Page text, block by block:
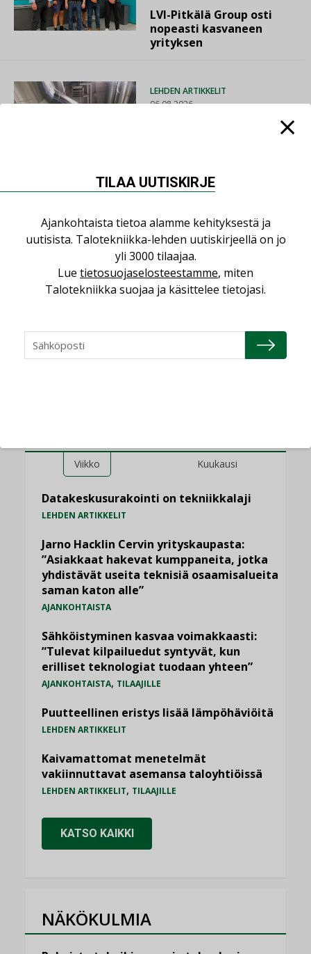
LVI-Pitkälä Group osti
nopeasti kasvaneen
yrityksen
LEHDEN ARTIKKELIT
06.08.2026
AJANKOHTAISTA
05.08.2026
Sähköistyminen kasvaa
voimakkaasti: ”Tulevat
kilpailuedut syntyvät,
yhteen”
Viikko Kuukausi
Datakeskusurakointi on tekniikkalaji
LEHDEN ARTIKKELIT
Jarno Hacklin Cervin yrityskaupasta:
”Asiakkaat hakevat kumppaneita, jotka
yhdistävät useita teknisiä osaamisalueita
saman katon alle”
AJANKOHTAISTA
Sähköistyminen kasvaa voimakkaasti:
”Tulevat kilpailuedut syntyvät, kun
erilliset teknologiat tuodaan yhteen”
AJANKOHTAISTA, TILAAJILLE
Puutteellinen eristys lisää lämpöhäviöitä
LEHDEN ARTIKKELIT
Kaivamattomat menetelmät
vakiinnuttavat asemansa taloyhtiöissä
LEHDEN ARTIKKELIT, TILAAJILLE
KATSO KAIKKI
NÄKÖKULMIA
TILAA UUTISKIRJE
Ajankohtaista tietoa alamme kehityksestä ja
uutisista. Talotekniikka-lehden uutiskirjeellä on jo
yli 3000 tilaajaa.
Lue tietosuojaselosteestamme, miten
Talotekniikka suojaa ja käsittelee tietojasi.